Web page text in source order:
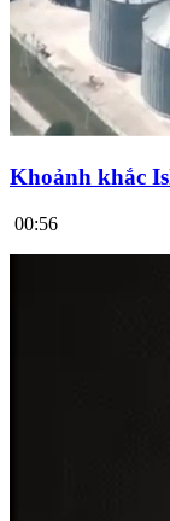
Khoảnh khắc
00:56